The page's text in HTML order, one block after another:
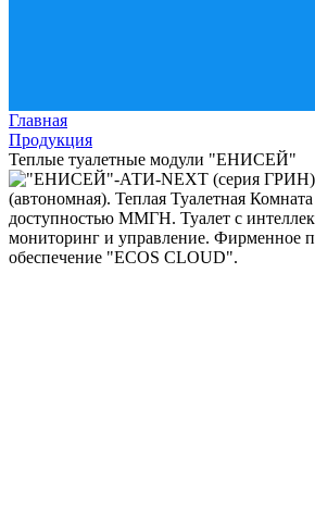
Главная
Продукция
Теплые туалетные модули "ЕНИСЕЙ"